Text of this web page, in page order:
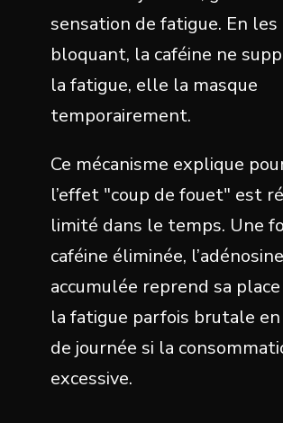
sensation de fatigue. En les
bloquant, la caféine ne
la fatigue, elle la masque
temporairement.
Ce mécanisme explique
l’effet "coup de fouet" est
limité dans le temps. Une
caféine éliminée, l’adénosine
accumulée reprend sa
la fatigue parfois brutale
de journée si la
excessive.